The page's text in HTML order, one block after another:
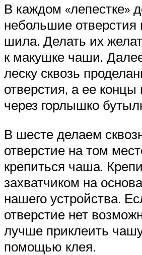
В каждом «лепестке»
небольшие
шила. Делать их
к макушке чаши.
леску сквозь
отверстия, а ее
через горлышко
В шесте делаем
отверстие на том
крепиться чаша.
захватчиком на
нашего устройства.
отверстие нет
лучше приклеить
помощью клея.